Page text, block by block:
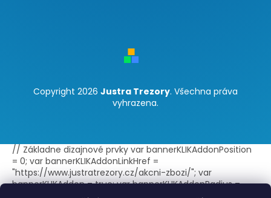
Copyright 2026 Justra Trezory. Všechna práva
vyhrazena.
// Základne dizajnové prvky var bannerKLIKAddonPosition
= 0; var bannerKLIKAddonLinkHref =
"https://www.justratrezory.cz/akcni-zbozi/"; var
bannerKLIKAddon = true; var bannerKLIKAddonRadius =